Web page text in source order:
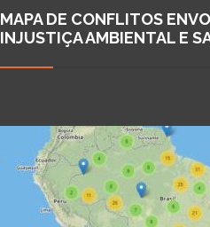
MAPA DE CONFLITOS
INJUSTIÇA AMBIENTAL E